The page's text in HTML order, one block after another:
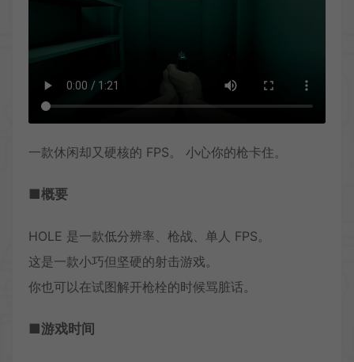
一款休闲却又硬核的 FPS。 小心你的枪卡住。
■概要
HOLE 是一款低分辨率、枪战、单人 FPS。
这是一款小巧但坚硬的射击游戏。
你也可以在试图解开枪栓的时候骂脏话。
■游戏时间